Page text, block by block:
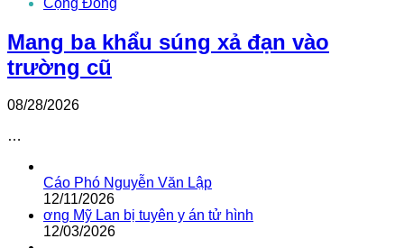
Mang ba khẩu súng xả đạn vào
trường cũ
08/28/2026
…
Cáo Phó Nguyễn Văn Lập
12/11/2026
ơng Mỹ Lan bị tuyên y án tử hình
12/03/2026